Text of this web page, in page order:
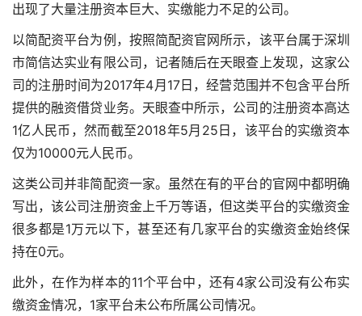
出现了大量注册资本巨大、实缴能力不足的公司。
以简配资平台为例，按照简配资官网所示，该平台属于深圳
市简信达实业有限公司，记者随后在天眼查上发现，这家公
司的注册时间为2017年4月17日，经营范围并不包含平台所
提供的融资借贷业务。天眼查中所示，公司的注册资本高达
1亿人民币，然而截至2018年5月25日，该平台的实缴资本
仅为10000元人民币。
这类公司并非简配资一家。虽然在有的平台的官网中都明确
写出，该公司注册资金上千万等语，但这类平台的实缴资金
很多都是1万元以下，甚至还有几家平台的实缴资金始终保
持在0元。
此外，在作为样本的11个平台中，还有4家公司没有公布实
缴资金情况，1家平台未公布所属公司情况。